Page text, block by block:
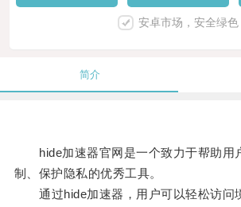
安卓市场，安全绿色
简介
hide加速器官网是一个致力于帮助用
制、保护隐私的优秀工具。
通过hide加速器，用户可以轻松访问